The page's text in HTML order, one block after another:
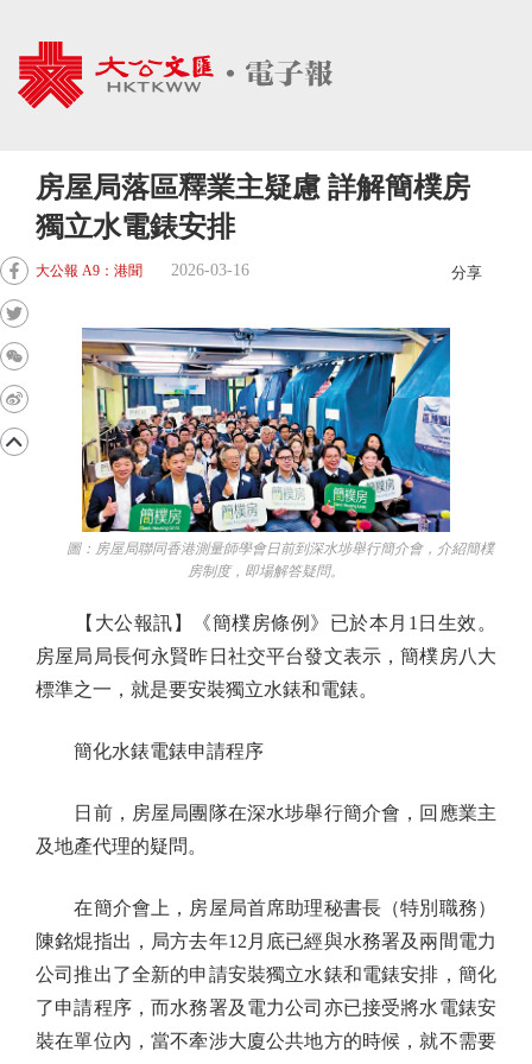
房屋局落區釋業主疑慮 詳解簡樸房
獨立水電錶安排
大公報 A9：港聞 2026-03-16 分享
圖：房屋局聯同香港測量師學會日前到深水埗舉行簡介會，介紹簡樸
房制度，即場解答疑問。
【大公報訊】《簡樸房條例》已於本月1日生效。
房屋局局長何永賢昨日社交平台發文表示，簡樸房八大
標準之一，就是要安裝獨立水錶和電錶。
簡化水錶電錶申請程序
日前，房屋局團隊在深水埗舉行簡介會，回應業主
及地產代理的疑問。
在簡介會上，房屋局首席助理秘書長（特別職務）
陳銘焜指出，局方去年12月底已經與水務署及兩間電力
公司推出了全新的申請安裝獨立水錶和電錶安排，簡化
了申請程序，而水務署及電力公司亦已接受將水電錶安
裝在單位內，當不牽涉大廈公共地方的時候，就不需要